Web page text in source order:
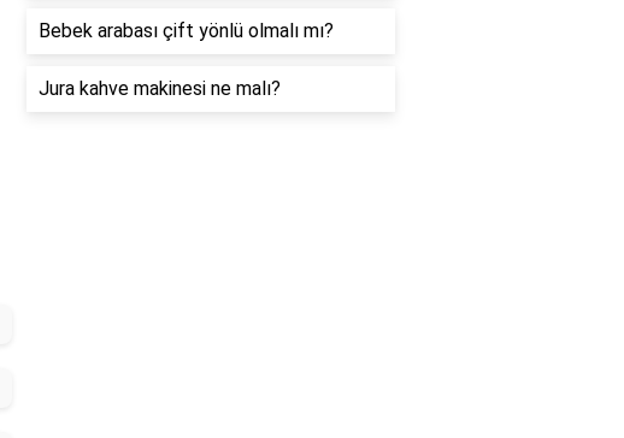
Bebek arabası çift yönlü olmalı mı?
Jura kahve makinesi ne malı?